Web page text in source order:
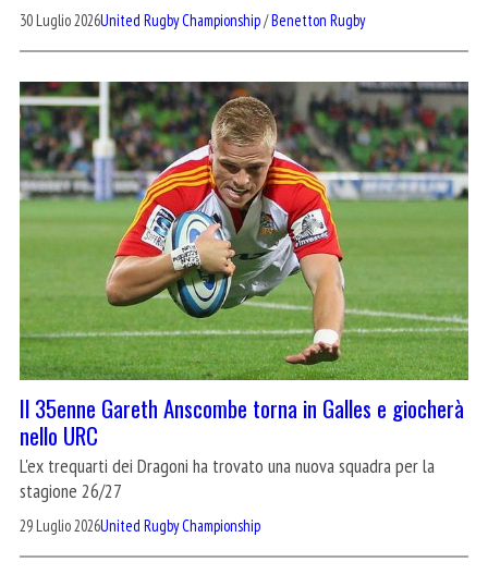
30 Luglio 2026United Rugby Championship/Benetton Rugby
Il 35enne Gareth Anscombe torna in Galles e giocherà
nello URC
L'ex trequarti dei Dragoni ha trovato una nuova squadra per la
stagione 26/27
29 Luglio 2026United Rugby Championship